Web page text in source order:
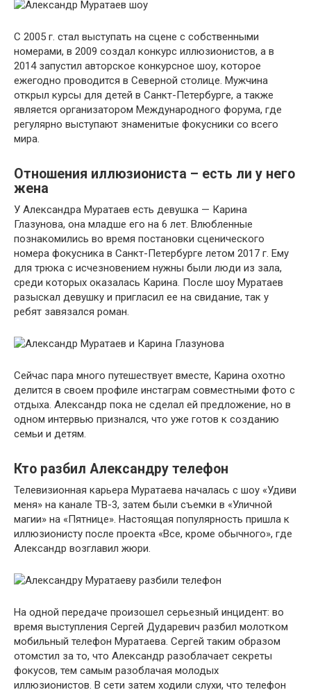
С 2005 г. стал выступать на сцене с собственными
номерами, в 2009 создал конкурс иллюзионистов, а в
2014 запустил авторское конкурсное шоу, которое
ежегодно проводится в Северной столице. Мужчина
открыл курсы для детей в Санкт-Петербурге, а также
является организатором Международного форума, где
регулярно выступают знаменитые фокусники со всего
мира.
Отношения иллюзиониста – есть ли у него
жена
У Александра Муратаев есть девушка — Карина
Глазунова, она младше его на 6 лет. Влюбленные
познакомились во время постановки сценического
номера фокусника в Санкт-Петербурге летом 2017 г. Ему
для трюка с исчезновением нужны были люди из зала,
среди которых оказалась Карина. После шоу Муратаев
разыскал девушку и пригласил ее на свидание, так у
ребят завязался роман.
Сейчас пара много путешествует вместе, Карина охотно
делится в своем профиле инстаграм совместными фото с
отдыха. Александр пока не сделал ей предложение, но в
одном интервью признался, что уже готов к созданию
семьи и детям.
Кто разбил Александру телефон
Телевизионная карьера Муратаева началась с шоу «Удиви
меня» на канале ТВ-3, затем были съемки в «Уличной
магии» на «Пятнице». Настоящая популярность пришла к
иллюзионисту после проекта «Все, кроме обычного», где
Александр возглавил жюри.
На одной передаче произошел серьезный инцидент: во
время выступления Сергей Дударевич разбил молотком
мобильный телефон Муратаева. Сергей таким образом
отомстил за то, что Александр разоблачает секреты
фокусов, тем самым разоблачая молодых
иллюзионистов. В сети затем ходили слухи, что телефон